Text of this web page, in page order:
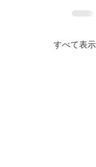
すべて表示